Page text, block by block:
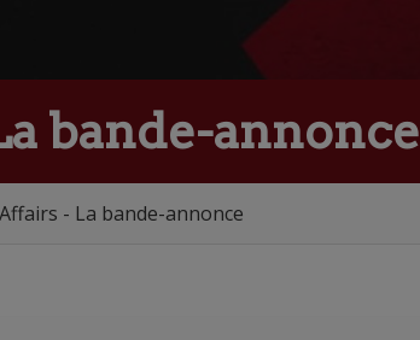
bande-annonce
- La bande-annonce